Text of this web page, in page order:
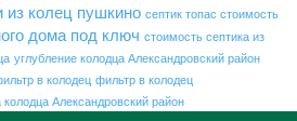
из колец пушкино септик топас стоимость
дома под ключ стоимость септика из
углубление колодца Александровский район
в колодец фильтр в колодец
колодца Александровский район